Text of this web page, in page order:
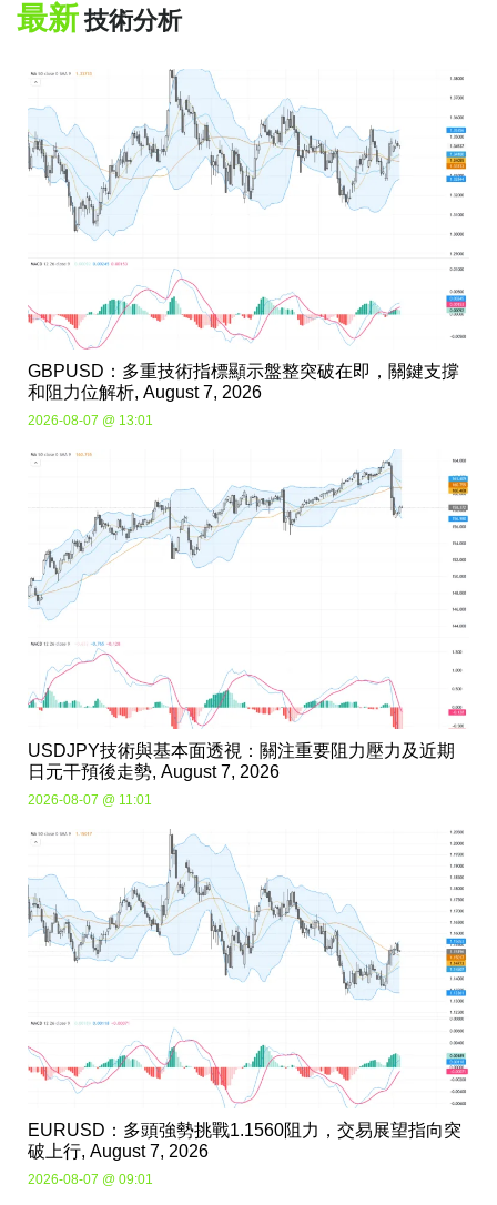
最新技術分析
GBPUSD：多重技術指標顯示盤整突破在即，關鍵支撐
和阻力位解析, August 7, 2026
2026-08-07 @ 13:01
USDJPY技術與基本面透視：關注重要阻力壓力及近期
日元干預後走勢, August 7, 2026
2026-08-07 @ 11:01
EURUSD：多頭強勢挑戰1.1560阻力，交易展望指向突
破上行, August 7, 2026
2026-08-07 @ 09:01